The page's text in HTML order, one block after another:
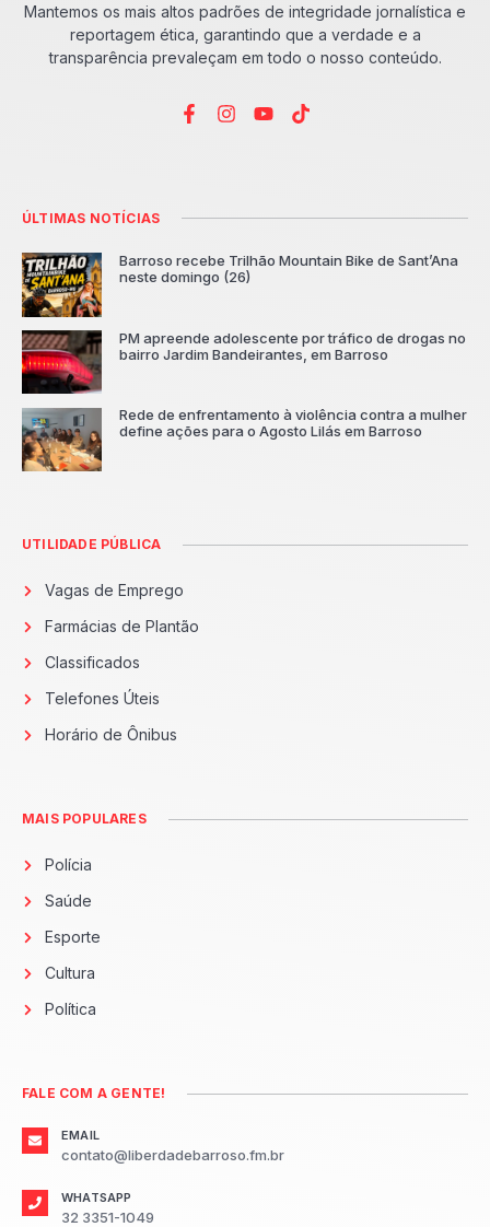
Mantemos os mais altos padrões de integridade jornalística e
reportagem ética, garantindo que a verdade e a
transparência prevaleçam em todo o nosso conteúdo.
ÚLTIMAS NOTÍCIAS
Barroso recebe Trilhão Mountain Bike de Sant’Ana
neste domingo (26)
PM apreende adolescente por tráfico de drogas no
bairro Jardim Bandeirantes, em Barroso
Rede de enfrentamento à violência contra a mulher
define ações para o Agosto Lilás em Barroso
UTILIDADE PÚBLICA
Vagas de Emprego
Farmácias de Plantão
Classificados
Telefones Úteis
Horário de Ônibus
MAIS POPULARES
Polícia
Saúde
Esporte
Cultura
Política
FALE COM A GENTE!
EMAIL
contato@liberdadebarroso.fm.br
WHATSAPP
32 3351-1049